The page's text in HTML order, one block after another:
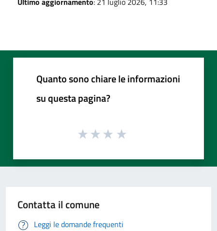
Quanto sono chiare le informazioni
su questa pagina?
Contatta il comune
Leggi le domande frequenti